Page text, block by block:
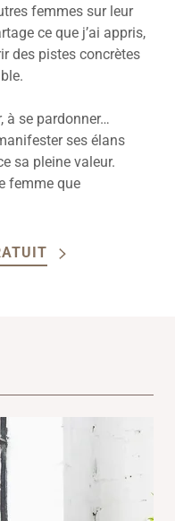
femmes sur leur
ce que j’ai appris,
des pistes concrètes
à se pardonner…
ses élans
sa pleine valeur.
femme que